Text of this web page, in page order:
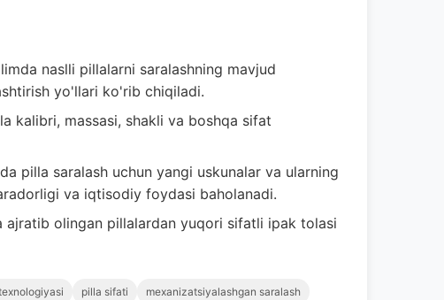
naslli pillalarni saralashning mavjud
yo'llari ko'rib chiqiladi.
kalibri, massasi, shakli va boshqa sifat
pilla saralash uchun yangi uskunalar va ularning
va iqtisodiy foydasi baholanadi.
ajratib olingan pillalardan yuqori sifatli ipak tolasi
pilla sifati
mexanizatsiyalashgan saralash